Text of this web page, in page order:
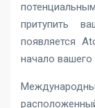
притупить
появляется
начало вашего